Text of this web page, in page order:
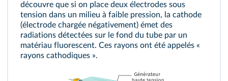
découvre que si on place deux électrodes sous
tension dans un milieu à faible pression, la cathode
(électrode chargée négativement) émet des
radiations détectées sur le fond du tube par un
matériau fluorescent. Ces rayons ont été appelés «
rayons cathodiques ».